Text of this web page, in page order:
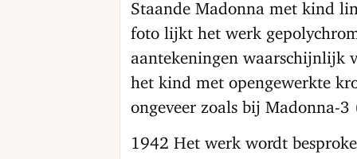
Staande Madonna met kind
foto lijkt het werk
aantekeningen waarschijnlijk
het kind met opengewerkte
ongeveer zoals bij Madonna-3
1942 Het werk wordt